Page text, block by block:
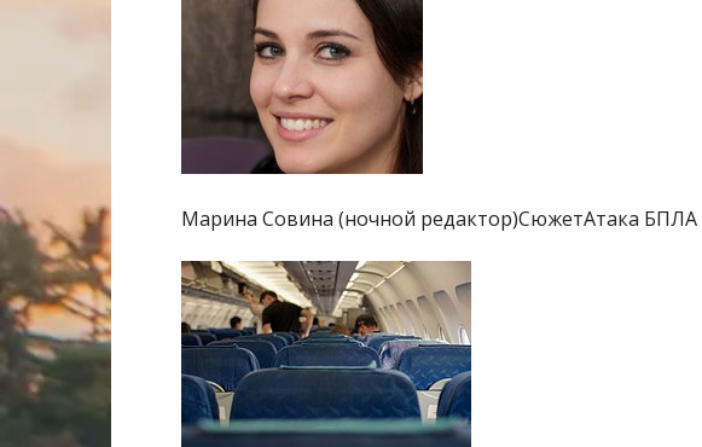
Марина Совина (ночной редактор)СюжетАтака БПЛА